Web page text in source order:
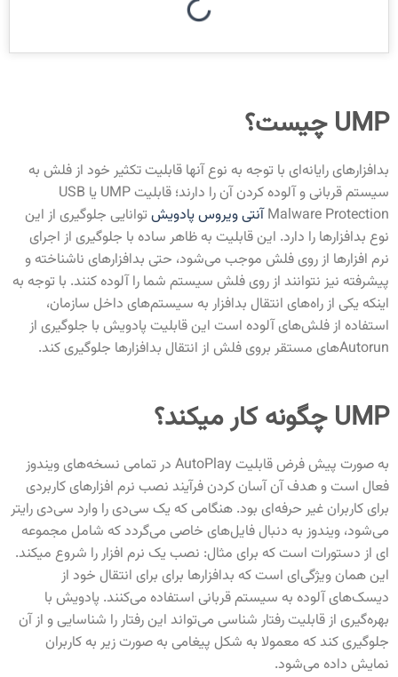
UMP چیست؟
بدافزارهای رایانه‌ای با توجه به نوع آنها قابلیت تکثیر خود از فلش به
سیستم قربانی و آلوده کردن آن را دارند؛ قابلیت UMP یا USB
Malware Protection آنتی ویروس پادویش توانایی جلوگیری از این
نوع بدافزارها را دارد. این قابلیت به ظاهر ساده با جلوگیری از اجرای
نرم افزارها از روی فلش موجب می‌شود، حتی بدافزارهای ناشناخته و
پیشرفته نیز نتوانند از روی فلش سیستم شما را آلوده کنند. با توجه به
اینکه یکی از راه‌های انتقال بدافزار به سیستم‌های داخل سازمان،
استفاده از فلش‌های آلوده است این قابلیت پادویش با جلوگیری از
Autorun‌های مستقر بروی فلش از انتقال بدافزارها جلوگیری کند.
UMP چگونه کار میکند؟
به صورت پیش فرض قابلیت AutoPlay در تمامی نسخه‌های ویندوز
فعال است و هدف آن آسان کردن فرآیند نصب نرم افزارهای کاربردی
برای کاربران غیر حرفه‌ای بود. هنگامی که یک سی‌دی را وارد سی‌دی رایتر
می‌شود، ویندوز به دنبال فایل‌های خاصی می‌گردد که شامل مجموعه
ای از دستورات است که برای مثال: نصب یک نرم افزار را شروع میکند.
این همان ویژگی‌ای است که بدافزارها برای برای انتقال خود از
دیسک‌های آلوده به سیستم قربانی استفاده می‌کنند. پادویش با
بهره‌گیری از قابلیت رفتار شناسی می‌تواند این رفتار را شناسایی و از آن
جلوگیری کند که معمولا به شکل پیغامی به صورت زیر به کاربران
نمایش داده می‌شود.